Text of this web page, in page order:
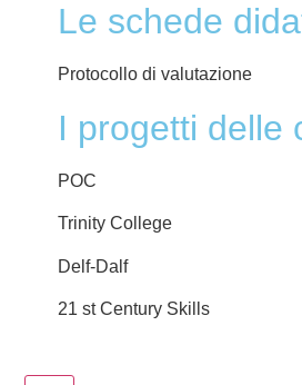
Le schede
Protocollo di valutazione
I progetti delle
POC
Trinity College
Delf-Dalf
21 st Century Skills